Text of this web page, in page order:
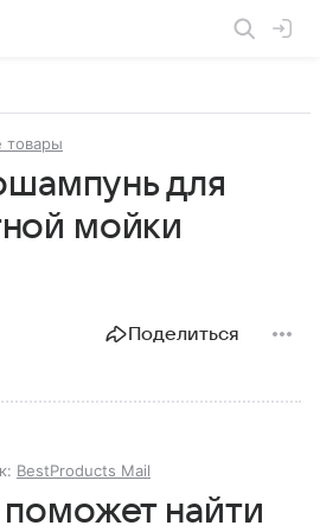
товары
для
мойки
Поделиться
BestProducts Mail
найти